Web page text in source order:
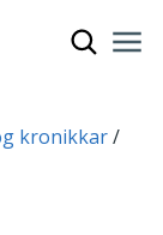
kronikkar